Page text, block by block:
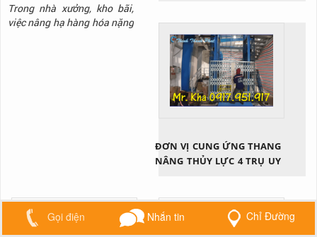
Trong nhà xưởng, kho bãi,
việc nâng hạ hàng hóa nặng
ĐƠN VỊ CUNG ỨNG THANG
NÂNG THỦY LỰC 4 TRỤ UY
Gọi điện Nhắn tin Chỉ Đường